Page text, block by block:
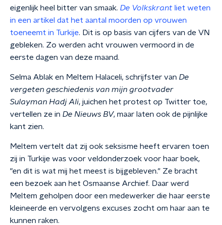
eigenlijk heel bitter van smaak. De Volkskrant liet weten
in een artikel dat het aantal moorden op vrouwen
toeneemt in Turkije. Dit is op basis van cijfers van de VN
gebleken. Zo werden acht vrouwen vermoord in de
eerste dagen van deze maand.
Selma Ablak en Meltem Halaceli, schrijfster van De
vergeten geschiedenis van mijn grootvader
Sulayman Hadj Ali, juichen het protest op Twitter toe,
vertellen ze in De Nieuws BV, maar laten ook de pijnlijke
kant zien.
Meltem vertelt dat zij ook seksisme heeft ervaren toen
zij in Turkije was voor veldonderzoek voor haar boek,
"en dit is wat mij het meest is bijgebleven." Ze bracht
een bezoek aan het Osmaanse Archief. Daar werd
Meltem geholpen door een medewerker die haar eerste
kleineerde en vervolgens excuses zocht om haar aan te
kunnen raken.